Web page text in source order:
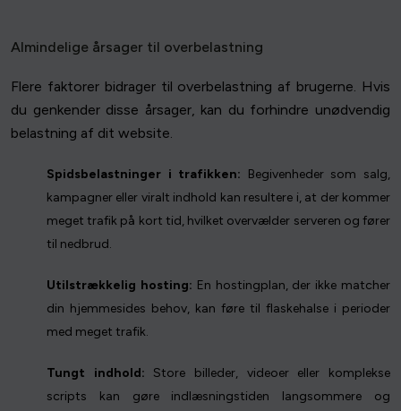
Almindelige årsager til overbelastning
Flere faktorer bidrager til overbelastning af brugerne. Hvis
du genkender disse årsager, kan du forhindre unødvendig
belastning af dit website.
Spidsbelastninger i trafikken: Begivenheder som salg,
kampagner eller viralt indhold kan resultere i, at der kommer
meget trafik på kort tid, hvilket overvælder serveren og fører
til nedbrud.
Utilstrækkelig hosting: En hostingplan, der ikke matcher
din hjemmesides behov, kan føre til flaskehalse i perioder
med meget trafik.
Tungt indhold: Store billeder, videoer eller komplekse
scripts kan gøre indlæsningstiden langsommere og